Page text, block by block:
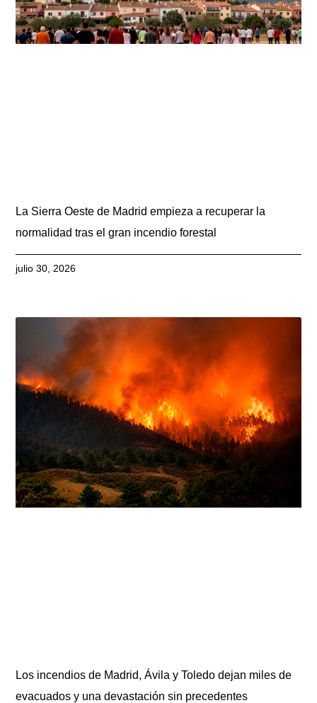
La Sierra Oeste de Madrid empieza a recuperar la
normalidad tras el gran incendio forestal
julio 30, 2026
Los incendios de Madrid, Ávila y Toledo dejan miles de
evacuados y una devastación sin precedentes